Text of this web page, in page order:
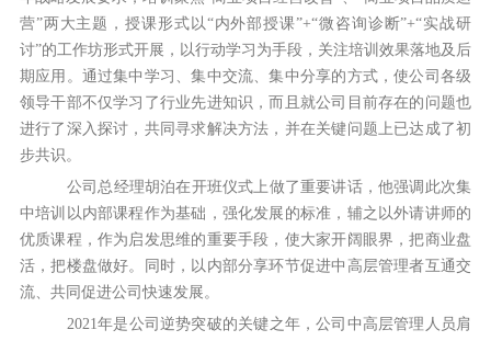
营”两大主题，授课形式以“内外部授课”+“微咨询诊断”+“实战研
讨”的工作坊形式开展，以行动学习为手段，关注培训效果落地及后
期应用。通过集中学习、集中交流、集中分享的方式，使公司各级
领导干部不仅学习了行业先进知识，而且就公司目前存在的问题也
进行了深入探讨，共同寻求解决方法，并在关键问题上已达成了初
步共识。
公司总经理胡泊在开班仪式上做了重要讲话，他强调此次集
中培训以内部课程作为基础，强化发展的标准，辅之以外请讲师的
优质课程，作为启发思维的重要手段，使大家开阔眼界，把商业盘
活，把楼盘做好。同时，以内部分享环节促进中高层管理者互通交
流、共同促进公司快速发展。
2021年是公司逆势突破的关键之年，公司中高层管理人员肩